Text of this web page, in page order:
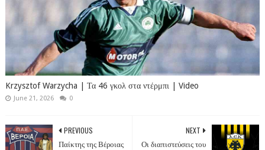
Krzysztof Warzycha | Τα 46 γκολ στα ντέρμπι | Video
June 21, 2026 0
NEXT
Οι διαπιστεύσεις του
PREVIOUS
Παίκτης της Βέροιας